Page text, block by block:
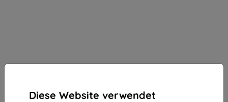
Diese Website verwendet